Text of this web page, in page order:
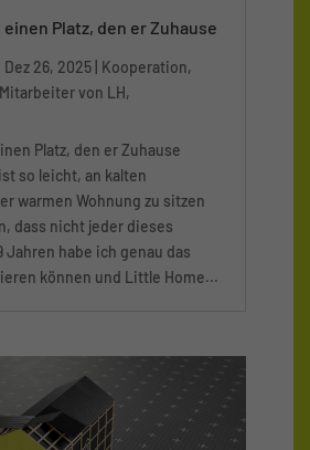
Platz, den er Zuhause
Dez 26, 2025 Kooperation,
Mitarbeiter von LH,
Platz, den er Zuhause
so leicht, an kalten
warmen Wohnung zu sitzen
dass nicht jeder dieses
Jahren habe ich genau das
können und Little Home...